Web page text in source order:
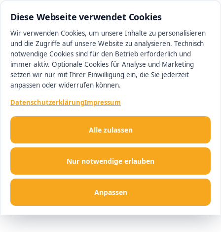
Diese Webseite verwendet Cookies
Wir verwenden Cookies, um unsere Inhalte zu personalisieren
und die Zugriffe auf unsere Website zu analysieren. Technisch
notwendige Cookies sind für den Betrieb erforderlich und
immer aktiv. Optionale Cookies für Analyse und Marketing
setzen wir nur mit Ihrer Einwilligung ein, die Sie jederzeit
anpassen oder widerrufen können.
DatenschutzerklärungImpressum
Nur notwendige erlauben
Anpassen
Alle zulassen